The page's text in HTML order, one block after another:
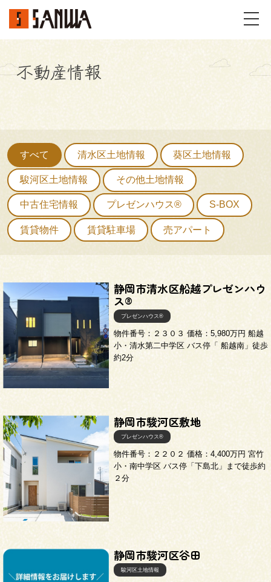
イベント・見学会
事例
施工事例 パーツギャラリー
お客様の声
私たちのこと
三和建設の強み
リフォーム
会社概要
採用情報
054-365-3838
受付時間／平日9:00 - 18:00
土日9:00 - 16:00
お問い合わせ
不動産情報
すべて 清水区土地情報 葵区土地情報
駿河区土地情報 その他土地情報
中古住宅情報 プレゼンハウス® S-BOX
賃貸物件 賃貸駐車場 売アパート
静岡市清水区船越プレゼンハウ
ス®
プレゼンハウス®
物件番号：２３０３ 価格：5,980万円 船越
小・清水第二中学区 バス停「 船越南」徒歩
約2分
静岡市駿河区敷地
プレゼンハウス®
物件番号：２２０２ 価格：4,400万円 宮竹
小・南中学区 バス停「下島北」まで徒歩約
２分
静岡市駿河区谷田
駿河区土地情報